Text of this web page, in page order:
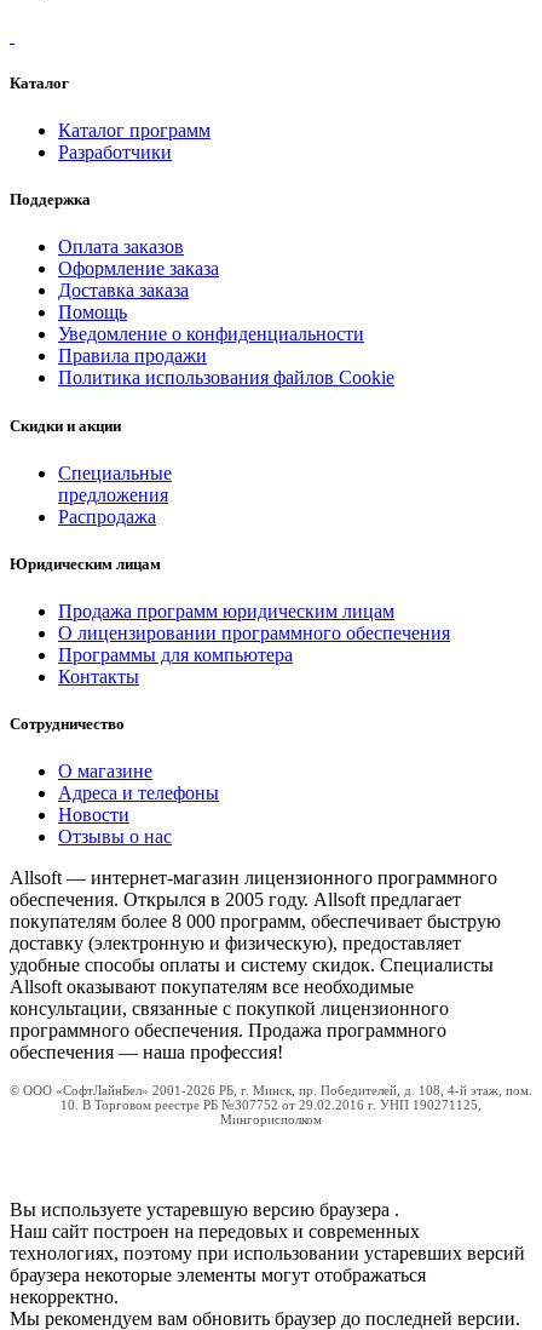
Каталог
Каталог программ
Разработчики
Поддержка
Оплата заказов
Оформление заказа
Доставка заказа
Помощь
Уведомление о конфиденциальности
Правила продажи
Политика использования файлов Cookie
Скидки и акции
Специальные
предложения
Распродажа
Юридическим лицам
Продажа программ юридическим лицам
О лицензировании программного обеспечения
Программы для компьютера
Контакты
Сотрудничество
О магазине
Адреса и телефоны
Новости
Отзывы о нас
Allsoft — интернет-магазин лицензионного программного
обеспечения. Открылся в 2005 году. Allsoft предлагает
покупателям более 8 000 программ, обеспечивает быструю
доставку (электронную и физическую), предоставляет
удобные способы оплаты и систему скидок. Специалисты
Allsoft оказывают покупателям все необходимые
консультации, связанные с покупкой лицензионного
программного обеспечения. Продажа программного
обеспечения — наша профессия!
© ООО «СофтЛайнБел» 2001-2026 РБ, г. Минск, пр. Победителей, д. 108, 4-й этаж, пом.
10. В Торговом реестре РБ №307752 от 29.02.2016 г. УНП 190271125,
Мингорисполком
Вы используете устаревшую версию браузера .
Наш сайт построен на передовых и современных
технологиях, поэтому при использовании устаревших версий
браузера некоторые элементы могут отображаться
некорректно.
Мы рекомендуем вам обновить браузер до последней версии.